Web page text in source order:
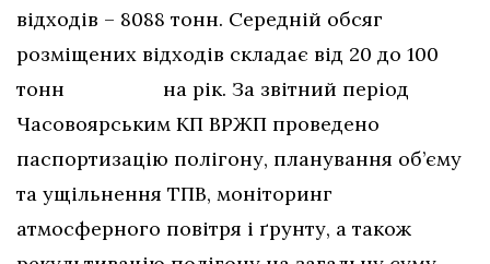
відходів – 8088 тонн. Середній обсяг
розміщених відходів складає від 20 до 100
тонн на рік. За звітний період
Часовоярським КП ВРЖП проведено
паспортизацію полігону, планування об’єму
та ущільнення ТПВ, моніторинг
атмосферного повітря і ґрунту, а також